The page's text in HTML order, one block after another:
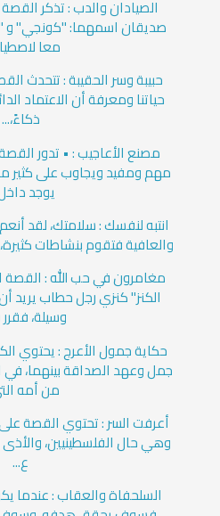
الصيادان والدب : تذكر
صديقان اسمهما: "كونجي" و
معا
حبيبة وسر الحقيبة : تتحدث
حياتنا ومعرفة أن الاعتماد
ذكاءً،...
مصنع الأعاجيب : • تدور
مهم ومفيد ويجاوب على كثير
يوجد
انتبه لنفسك : سلامتك، لقد
والعافية فتقوم بنشاطات
مغامرون في حب الله : القصة
الكنز" كنزي رجل حطاب يريد
وسيلة،
حكاية جمول الأعرج : يحتوي
جمل وعهد الصداقة بينهما،
من أمه
أعرفت السر : تحتوي القصة
وهي حال الفلسطينيين، والأذى
ع...
السلحفاة والعقاب : عندما